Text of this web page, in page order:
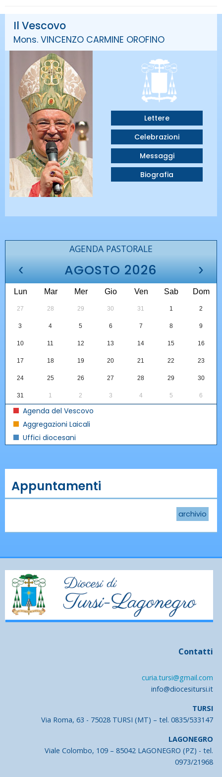
Il Vescovo
Mons. VINCENZO CARMINE OROFINO
Lettere
Celebrazioni
Messaggi
Biografia
AGENDA PASTORALE
‹ AGOSTO 2026 ›
Lun Mar Mer Gio Ven Sab Dom
27 28 29 30 31 1 2
3 4 5 6 7 8 9
10 11 12 13 14 15 16
17 18 19 20 21 22 23
24 25 26 27 28 29 30
31 1 2 3 4 5 6
Agenda del Vescovo
Aggregazioni Laicali
Uffici diocesani
Appuntamenti
archivio
Contatti
curia.tursi@gmail.com
info@diocesitursi.it
TURSI
Via Roma, 63 - 75028 TURSI (MT) – tel. 0835/533147
LAGONEGRO
Viale Colombo, 109 – 85042 LAGONEGRO (PZ) - tel.
0973/21968